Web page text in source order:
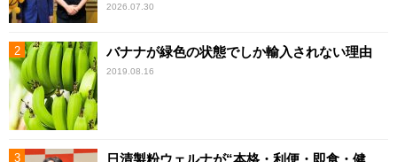
2026.07.30
バナナが緑色の状態でしか輸入されない理由
2019.08.16
日清製粉ウェルナが“本格・利便・即食・健